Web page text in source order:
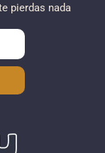
pierdas nada